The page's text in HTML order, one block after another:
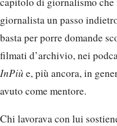
giornalista un passo
basta per porre domande
filmati d’archivio, nei
InPiù e, più ancora, in
avuto come mentore.
Chi lavorava con lui